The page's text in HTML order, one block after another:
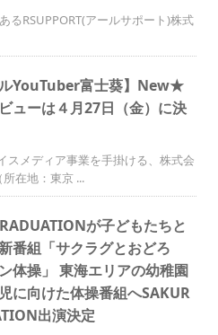
るRSUPPORT(アールサポート)株式
ルYouTuber富士葵】New★
ューは４月27日（金）に決
スメディア事業を手掛ける、株式会
在地：東京 ...
が子どもたちと
番組「サクラグとおどろ
体操」 東海エリアの幼稚園
に向けた体操番組へSAKUR
出演決定